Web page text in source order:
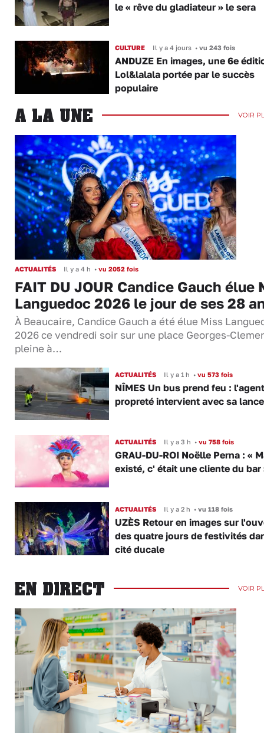
le « rêve du gladiateur » le sera
CULTURE Il y a 4 jours •vu 243 fois
ANDUZE En images, une 6e
Lol&lalala portée par le succès
populaire
A LA UNE VOIR
ACTUALITÉS Il y a 4 h • vu 2052 fois
FAIT DU JOUR Candice Gauch élue
Languedoc 2026 le jour de ses 28
À Beaucaire, Candice Gauch a été élue Miss
2026 ce vendredi soir sur une place Georges-
pleine à…
ACTUALITÉS Il y a 1 h •vu 573 fois
NÎMES Un bus prend feu :
propreté intervient avec sa lance
ACTUALITÉS Il y a 3 h •vu 758 fois
GRAU-DU-ROI Noëlle Perna : «
existé, c' était une cliente du bar
ACTUALITÉS Il y a 2 h •vu 118 fois
UZÈS Retour en images sur
des quatre jours de festivités
cité ducale
EN DIRECT VOIR